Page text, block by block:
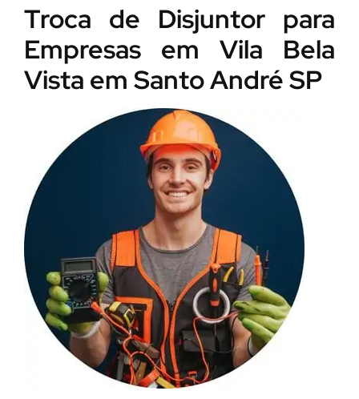
Troca de Disjuntor para
Empresas em Vila Bela
Vista em Santo André SP